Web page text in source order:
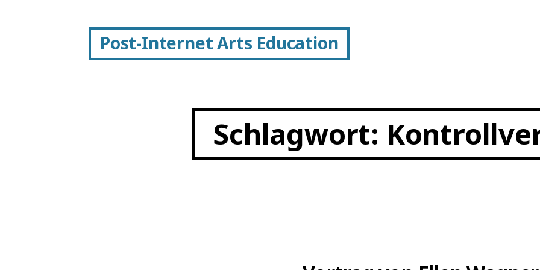
Post-Internet Arts Education
Schlagwort: